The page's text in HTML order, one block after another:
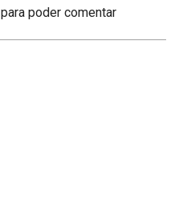
para poder comentar